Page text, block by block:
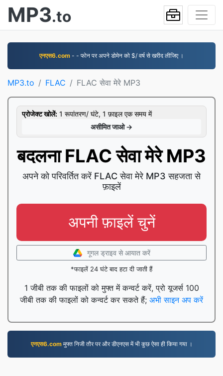
MP3.to
एनएस6.com - - फोन पर अपने डोमेन को $/ वर्ष से खरीद लीजिए ।
MP3.to FLAC FLAC सेवा मेरे MP3
प्रोजेक्ट खोलें: 1 रूपांतरण/ घंटे, 1 फ़ाइल एक समय में
असीमित जाओ →
बदलना FLAC सेवा मेरे MP3
अपने को परिवर्तित करें FLAC सेवा मेरे MP3 सहजता से
फ़ाइलें
अपनी फ़ाइलें चुनें
गूगल ड्राइव से आयात करें
*फाइलें 24 घंटे बाद हटा दी जाती हैं
1 जीबी तक की फाइलों को मुफ्त में कन्वर्ट करें, प्रो यूजर्स 100
जीबी तक की फाइलों को कन्वर्ट कर सकते हैं; अभी साइन अप करें
एनएस6.comमुफ्त निजी तौर पर और डीएनएस में भी कुछ ऐसा ही किया गया ।